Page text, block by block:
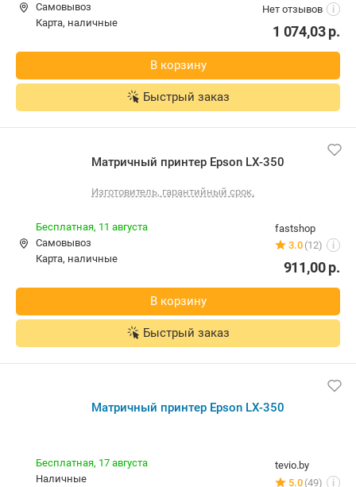
Нет отзывов
i
Самовывоз
карта, наличные
1 074,03р.
В корзину
Быстрый заказ
Матричный принтер Epson LX-350
Изготовитель, гарантийный срок.
fastshop
3.0 (12) i
Бесплатная, 11 августа
Самовывоз
карта, наличные
911,00р.
В корзину
Быстрый заказ
Матричный принтер Epson LX-350
tevio.by
5.0 (49) i
Бесплатная, 17 августа
наличные